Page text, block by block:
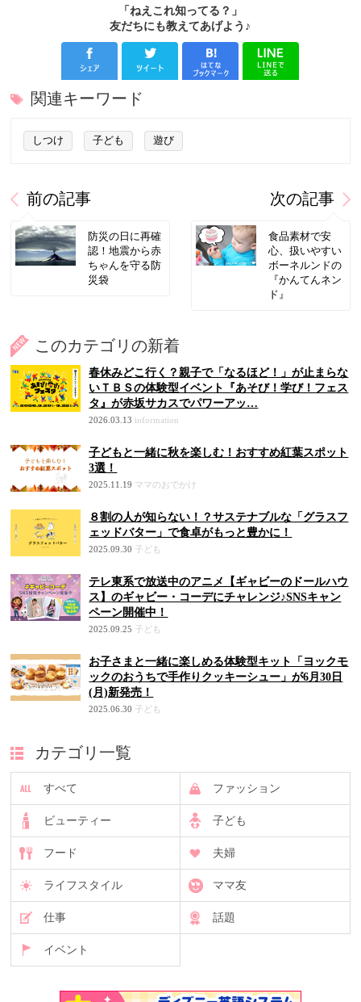
「ねえこれ知ってる？」
友だちにも教えてあげよう♪
関連キーワード
しつけ 子ども 遊び
前の記事
防災の日に再確
認！地震から赤
ちゃんを守る防
災袋
次の記事
食品素材で安
心、扱いやすい
ボーネルンドの
『かんてんネン
ド』
このカテゴリの新着
春休みどこ行く？親子で「なるほど！」が止まらな
いＴＢＳの体験型イベント『あそび！学び！フェス
タ』が赤坂サカスでパワーアッ…
2026.03.13 information
子どもと一緒に秋を楽しむ！おすすめ紅葉スポット
3選！
2025.11.19 ママのおでかけ
８割の人が知らない！？サステナブルな「グラスフ
ェッドバター」で食卓がもっと豊かに！
2025.09.30 子ども
テレ東系で放送中のアニメ【ギャビーのドールハウ
ス】のギャビー・コーデにチャレンジ♪SNSキャン
ペーン開催中！
2025.09.25 子ども
お子さまと一緒に楽しめる体験型キット「ヨックモ
ックのおうちで手作りクッキーシュー」が6月30日
(月)新発売！
2025.06.30 子ども
カテゴリ一覧
すべて ファッション
ビューティー 子ども
フード 夫婦
ライフスタイル ママ友
仕事 話題
イベント